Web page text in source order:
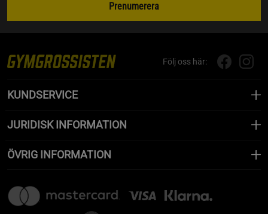
Prenumerera
Följ oss här:
KUNDSERVICE
JURIDISK INFORMATION
ÖVRIG INFORMATION